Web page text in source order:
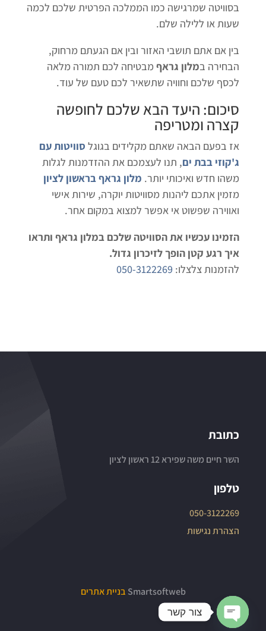
בסוויטה שמרגישה כמו הממלכה הפרטית שלכם לכמה
שעות או ללילה שלם.
בין אם אתם תושבי האזור ובין אם הגעתם מרחוק,
הבחירה במלון גראףמבטיחה לכם תמורה מלאה
לכסף שלכם וחוויה שתשאיר לכם טעם של עוד.
סיכום: היעד הבא שלכם לחופשה
קצרה ומטריפה
אז בפעם הבאה שאתם מקלידים בגוגל סוויטות עם
ג'קוזי בבת ים, תנו לעצמכם את ההזדמנות לגלות
משהו חדש ואיכותי יותר. מלון גראף בראשון לציון
מזמין אתכם ליהנות מסוויטות יוקרה, שירות אישי
ואווירה שפשוט אי אפשר למצוא במקום אחר.
הזמינו עכשיו את הסוויטה שלכם במלון גראף ותראו
איך רגע קטן הופך לזיכרון גדול.
להזמנות צלצלו: 050-3122269
כתובת
השר חיים משה שפירא 12 ראשון לציון
טלפון
050-3122269
הצהרת נגישות
Smartsoftweb בניית אתרים
צור קשר